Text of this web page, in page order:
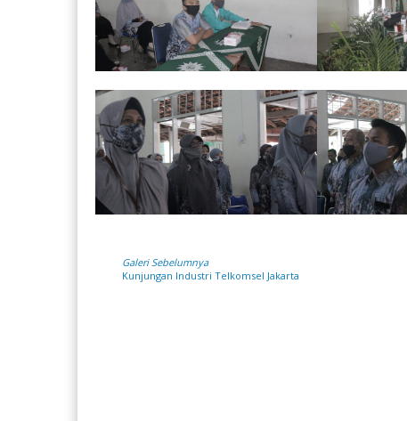
Galeri Sebelumnya
Kunjungan Industri Telkomsel Jakarta